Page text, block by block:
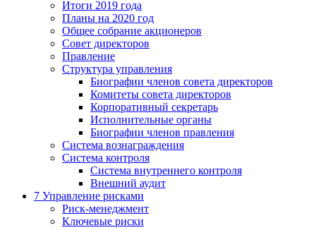
Итоги 2019 года
Планы на 2020 год
Общее собрание акционеров
Совет директоров
Правление
Структура управления
Биографии членов совета директоров
Комитеты совета директоров
Корпоративный секретарь
Исполнительные органы
Биографии членов правления
Система вознаграждения
Система контроля
Система внутреннего контроля
Внешний аудит
7 Управление рисками
Риск-менеджмент
Ключевые риски